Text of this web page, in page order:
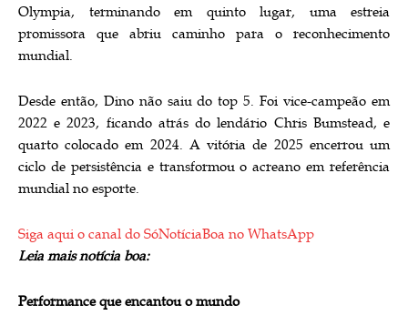
Olympia, terminando em quinto lugar, uma estreia
promissora que abriu caminho para o reconhecimento
mundial.
Desde então, Dino não saiu do top 5. Foi vice-campeão em
2022 e 2023, ficando atrás do lendário Chris Bumstead, e
quarto colocado em 2024. A vitória de 2025 encerrou um
ciclo de persistência e transformou o acreano em referência
mundial no esporte.
Siga aqui o canal do SóNotíciaBoa no WhatsApp
Leia mais notícia boa:
Performance que encantou o mundo